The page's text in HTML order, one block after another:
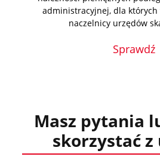
administracyjnej, dla których
naczelnicy urzędów
Sprawdź
Masz pytania
skorzystać z